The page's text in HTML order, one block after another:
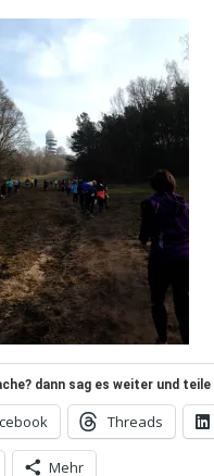
dann sag es weiter und
Threads
Mehr